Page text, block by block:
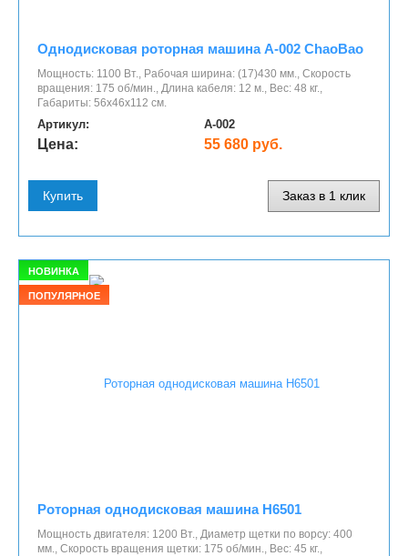
Однодисковая роторная машина A-002 ChaoBao
Мощность: 1100 Вт., Рабочая ширина: (17)430 мм., Скорость
вращения: 175 об/мин., Длина кабеля: 12 м., Вес: 48 кг.,
Габариты: 56х46х112 см.
Артикул: A-002
Цена: 55 680 руб.
Купить Заказ в 1 клик
НОВИНКА
ПОПУЛЯРНОЕ
Роторная однодисковая машина H6501
Мощность двигателя: 1200 Вт., Диаметр щетки по ворсу: 400
мм., Скорость вращения щетки: 175 об/мин., Вес: 45 кг.,